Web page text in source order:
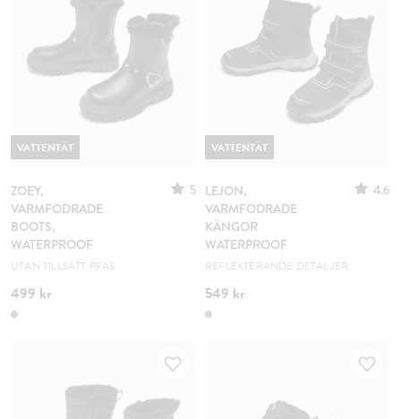
ZOEY,
VARMFODRADE
BOOTS,
WATERPROOF
5
UTAN TILLSATT PFAS
499 kr
VATTENTÄT
LEJON,
VARMFODRADE
KÄNGOR
WATERPROOF
4.6
REFLEKTERANDE DETALJER
549 kr
VATTENTÄT